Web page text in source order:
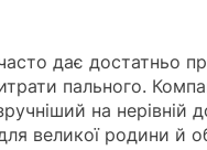
дає достатньо
пального.
на нерівній
великої родини й